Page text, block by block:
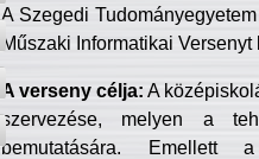
A Szegedi
Műszaki Informatikai
A verseny célja: A
szervezése, melyen a
bemutatására. Emellett